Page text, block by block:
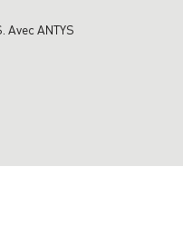
ANTYS